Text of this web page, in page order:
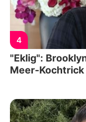
4
"Eklig":
Meer-Kochtrick